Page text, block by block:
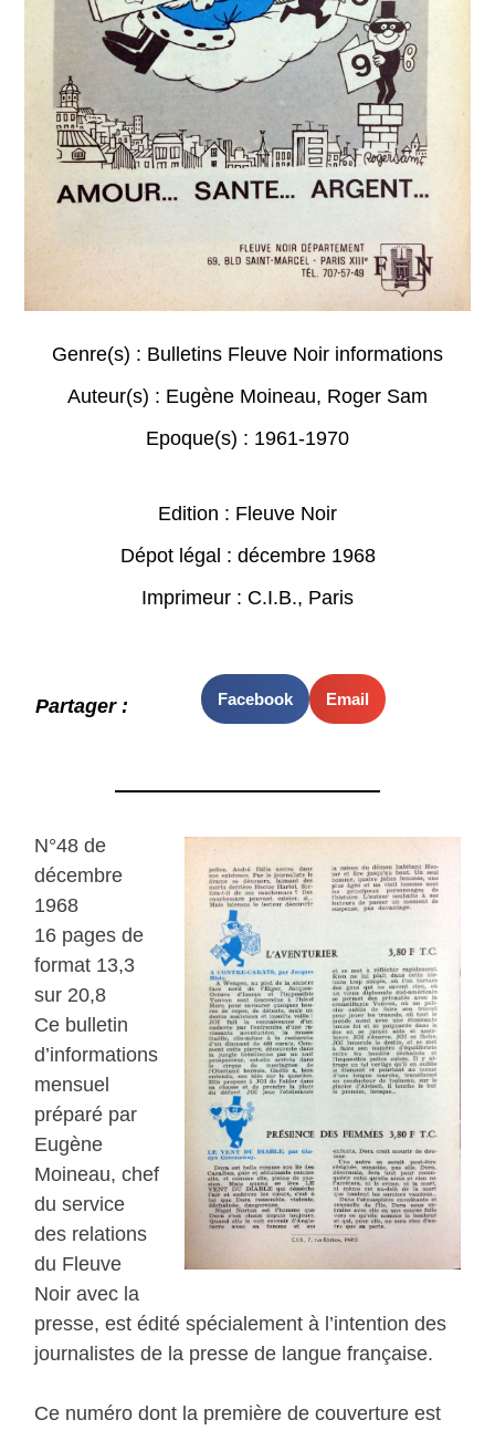
Genre(s) : Bulletins Fleuve Noir informations
Auteur(s) : Eugène Moineau, Roger Sam
Epoque(s) : 1961-1970
Edition : Fleuve Noir
Dépot légal : décembre 1968
Imprimeur : C.I.B., Paris
Partager : Facebook Email
N°48 de
décembre
1968
16 pages de
format 13,3
sur 20,8
Ce bulletin
d’informations
mensuel
préparé par
Eugène
Moineau, chef
du service
des relations
du Fleuve
Noir avec la
presse, est édité spécialement à l’intention des
journalistes de la presse de langue française.
Ce numéro dont la première de couverture est